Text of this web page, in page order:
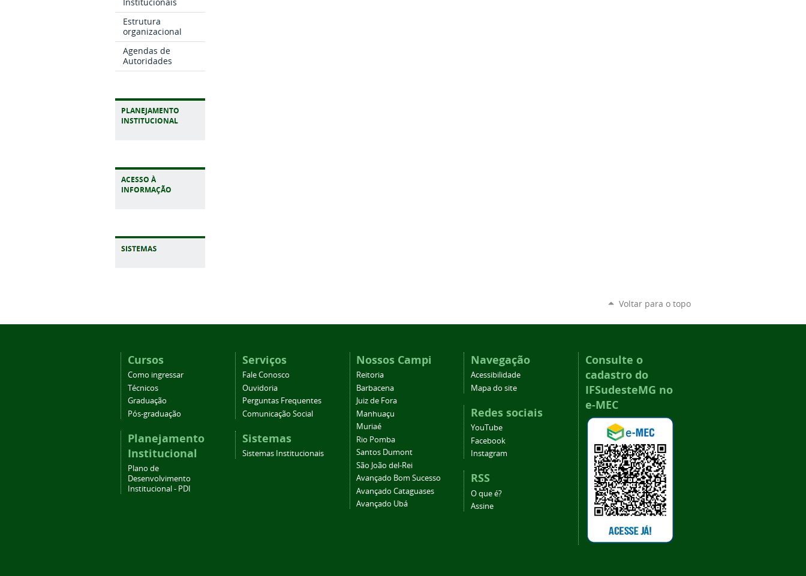
Estrutura
organizacional
Agendas de
Autoridades
PLANEJAMENTO
INSTITUCIONAL
ACESSO À
INFORMAÇÃO
Voltar para o topo
Cursos
Como ingressar
Técnicos
Graduação
Pós-graduação
Planejamento
Institucional
Plano de
Desenvolvimento
Institucional - PDI
Serviços
Fale Conosco
Ouvidoria
Perguntas Frequentes
Comunicação Social
Sistemas
Sistemas Institucionais
Nossos Campi
Reitoria
Barbacena
Juiz de Fora
Manhuaçu
Muriaé
Rio Pomba
Santos Dumont
São João del-Rei
Avançado Bom Sucesso
Avançado Cataguases
Avançado Ubá
Navegação
Acessibilidade
Mapa do site
Redes sociais
YouTube
Facebook
Instagram
RSS
O que é?
Assine
Consulte o
cadastro do
IFSudesteMG no
e-MEC